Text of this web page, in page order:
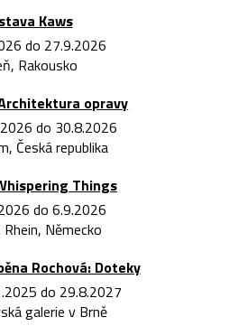
Kaws
do 27.9.2026
Rakousko
opravy
do 30.8.2026
Česká republika
Things
do 6.9.2026
Německo
Rochová: Doteky
do 29.8.2027
galerie v Brně